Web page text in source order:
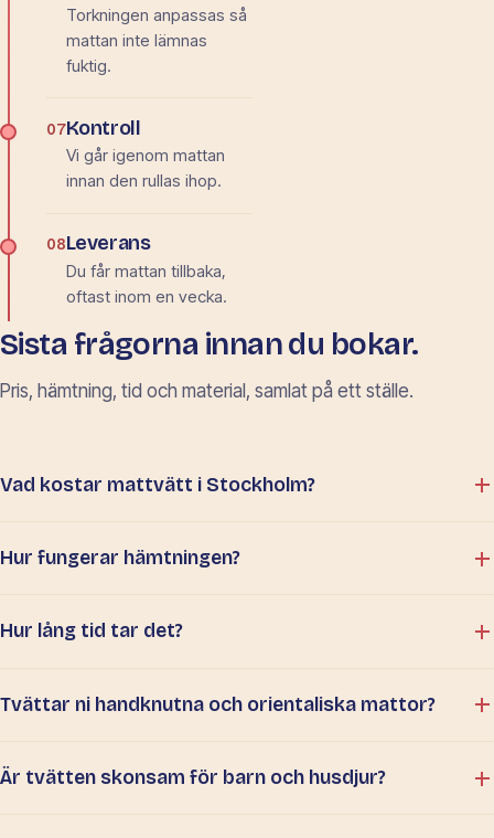
Torkningen anpassas så
mattan inte lämnas
fuktig.
07Kontroll
Vi går igenom mattan
innan den rullas ihop.
08Leverans
Du får mattan tillbaka,
oftast inom en vecka.
Sista frågorna innan du bokar.
Pris, hämtning, tid och material, samlat på ett ställe.
Vad kostar mattvätt i Stockholm?
Hur fungerar hämtningen?
Hur lång tid tar det?
Tvättar ni handknutna och orientaliska mattor?
Är tvätten skonsam för barn och husdjur?